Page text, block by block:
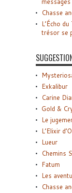
Chasse
L’Écho
trésor se
Exkalibur
Carine
Gold &
Le
L’Elixir
Lueur
Chemins
Fatum
Les
Chasse